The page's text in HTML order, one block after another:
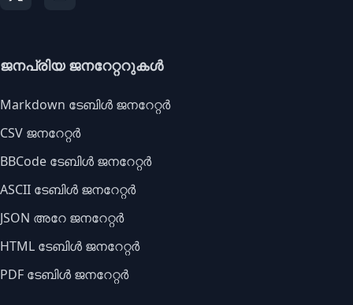
ജനപ്രിയ ജനറേറ്ററുകൾ
Markdown ടേബിൾ ജനറേറ്റർ
CSV ജനറേറ്റർ
BBCode ടേബിൾ ജനറേറ്റർ
ASCII ടേബിൾ ജനറേറ്റർ
JSON അറേ ജനറേറ്റർ
HTML ടേബിൾ ജനറേറ്റർ
PDF ടേബിൾ ജനറേറ്റർ